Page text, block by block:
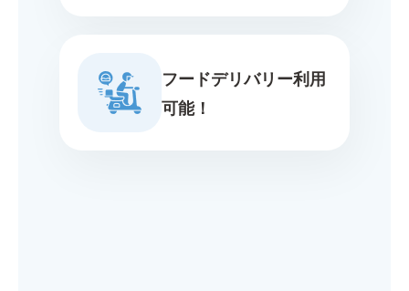
フードデリバリー利用
可能！